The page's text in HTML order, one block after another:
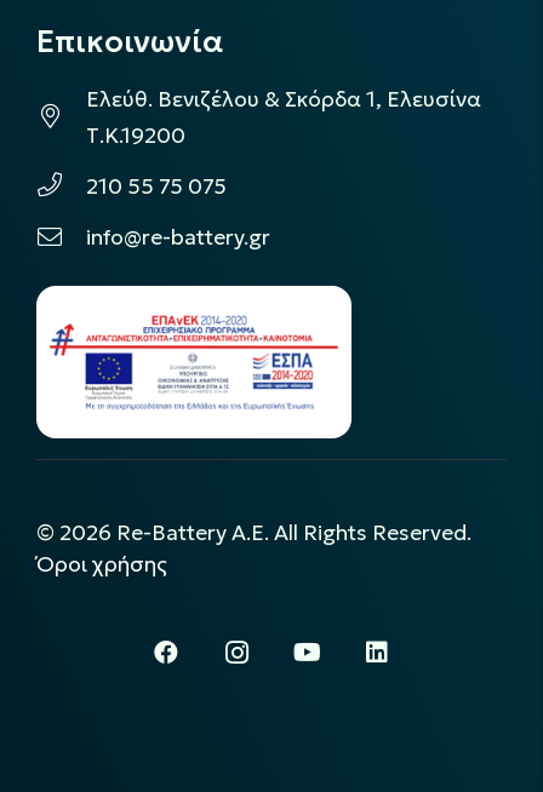
Επικοινωνία
Ελεύθ. Βενιζέλου & Σκόρδα 1, Ελευσίνα
Τ.Κ.19200
210 55 75 075
info@re-battery.gr
© 2026 Re-Battery A.E. All Rights Reserved.
Όροι χρήσης